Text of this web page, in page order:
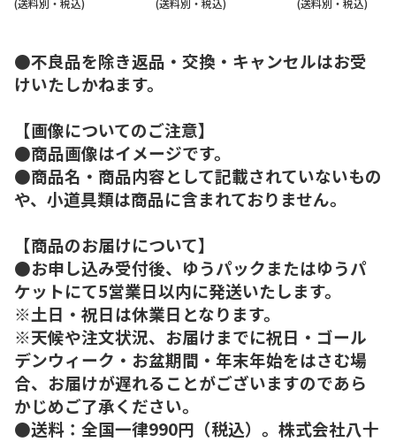
(送料別・税込) (送料別・税込) (送料別・税込)
●不良品を除き返品・交換・キャンセルはお受
けいたしかねます。
【画像についてのご注意】
●商品画像はイメージです。
●商品名・商品内容として記載されていないもの
や、小道具類は商品に含まれておりません。
【商品のお届けについて】
●お申し込み受付後、ゆうパックまたはゆうパ
ケットにて5営業日以内に発送いたします。
※土日・祝日は休業日となります。
※天候や注文状況、お届けまでに祝日・ゴール
デンウィーク・お盆期間・年末年始をはさむ場
合、お届けが遅れることがございますのであら
かじめご了承ください。
●送料：全国一律990円（税込）。株式会社八十